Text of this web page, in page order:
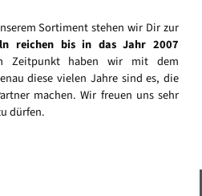
Sortiment stehen wir Dir zur
reichen bis in das Jahr 2007
Zeitpunkt haben wir mit dem
diese vielen Jahre sind es, die
machen. Wir freuen uns sehr
dürfen.